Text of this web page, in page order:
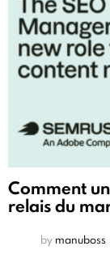
Comment
relais du
by manuboss